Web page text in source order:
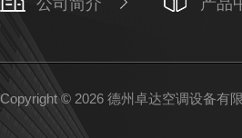
公司简介 产品
Copyright © 2026 德州卓达空调设备有